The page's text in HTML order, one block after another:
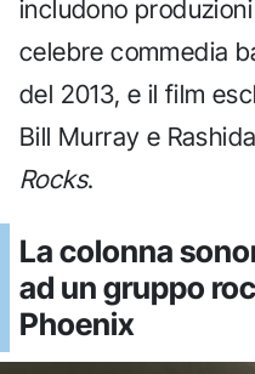
includono
celebre commedia
del 2013, e il film
Bill Murray e
Rocks.
La colonna
ad un gruppo
Phoenix